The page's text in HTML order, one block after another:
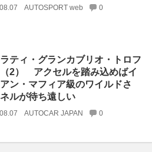
AUTOSPORT web 0
ティ・グランカブリオ・トロフ
2） アクセルを踏み込めばイ
ン・マフィア級のワイルドさ
ネルが待ち遠しい
AUTOCAR JAPAN 0